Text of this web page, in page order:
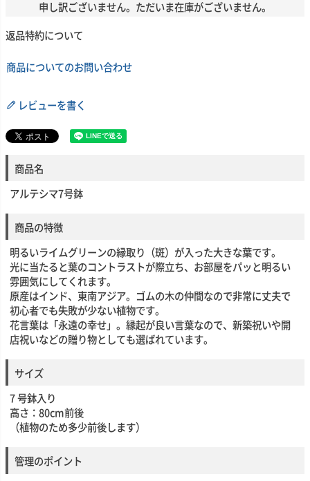
申し訳ございません。ただいま在庫がございません。
返品特約について
商品についてのお問い合わせ
レビューを書く
商品名
アルテシマ7号鉢
商品の特徴
明るいライムグリーンの縁取り（斑）が入った大きな葉です。
光に当たると葉のコントラストが際立ち、お部屋をパッと明るい
雰囲気にしてくれます。
原産はインド、東南アジア。ゴムの木の仲間なので非常に丈夫で
初心者でも失敗が少ない植物です。
花言葉は「永遠の幸せ」。縁起が良い言葉なので、新築祝いや開
店祝いなどの贈り物としても選ばれています。
サイズ
7 号鉢入り
高さ：80cm前後
（植物のため多少前後します）
管理のポイント